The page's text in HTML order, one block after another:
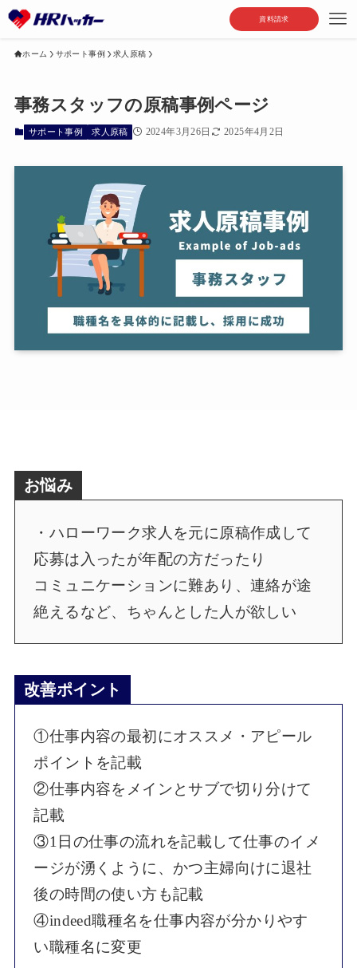
資料請求
ホーム サポート事例 求人原稿
事務スタッフの原稿事例ページ
サポート事例 求人原稿 2024年3月26日 2025年4月2日
お悩み
・ハローワーク求人を元に原稿作成して
応募は入ったが年配の方だったり
コミュニケーションに難あり、連絡が途
絶えるなど、ちゃんとした人が欲しい
改善ポイント
①仕事内容の最初にオススメ・アピール
ポイントを記載
②仕事内容をメインとサブで切り分けて
記載
③1日の仕事の流れを記載して仕事のイメ
ージが湧くように、かつ主婦向けに退社
後の時間の使い方も記載
④indeed職種名を仕事内容が分かりやす
い職種名に変更